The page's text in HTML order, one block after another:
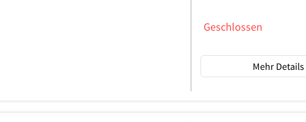
Geschlossen
Mehr Details